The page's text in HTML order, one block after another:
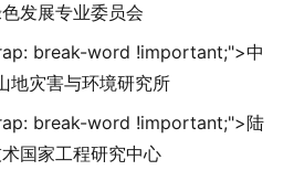
发展专业委员会
break-word !important;">中
地灾害与环境研究所
break-word !important;">陆
国家工程研究中心